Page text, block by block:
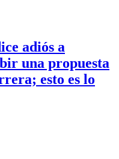
adiós a
una propuesta
esto es lo